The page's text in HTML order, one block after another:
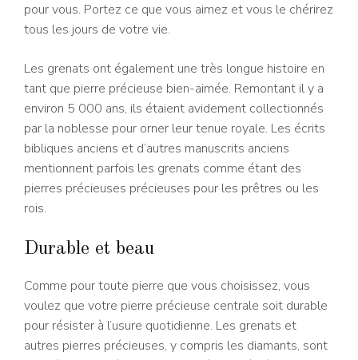
pour vous. Portez ce que vous aimez et vous le chérirez
tous les jours de votre vie.
Les grenats ont également une très longue histoire en
tant que pierre précieuse bien-aimée. Remontant il y a
environ 5 000 ans, ils étaient avidement collectionnés
par la noblesse pour orner leur tenue royale. Les écrits
bibliques anciens et d’autres manuscrits anciens
mentionnent parfois les grenats comme étant des
pierres précieuses précieuses pour les prêtres ou les
rois.
Durable et beau
Comme pour toute pierre que vous choisissez, vous
voulez que votre pierre précieuse centrale soit durable
pour résister à l’usure quotidienne. Les grenats et
autres pierres précieuses, y compris les diamants, sont